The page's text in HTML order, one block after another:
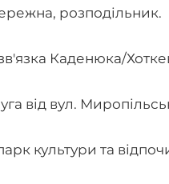
розподільник.
Каденюка/
від вул.
культури та